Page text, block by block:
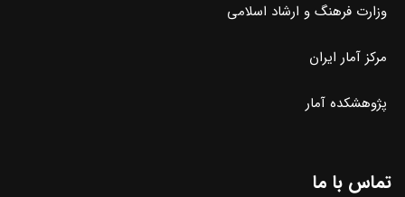
وزارت فرهنگ و ارشاد اسلامی
مرکز آمار ایران
پژوهشکده آمار
تماس با ما